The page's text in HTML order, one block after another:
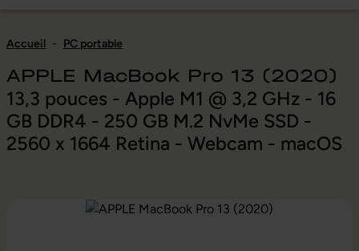
Accueil - PC portable
APPLE MacBook Pro 13 (2020)
13,3 pouces - Apple M1 @ 3,2 GHz - 16
GB DDR4 - 250 GB M.2 NvMe SSD -
2560 x 1664 Retina - Webcam - macOS
Ignorer la galerie d'images